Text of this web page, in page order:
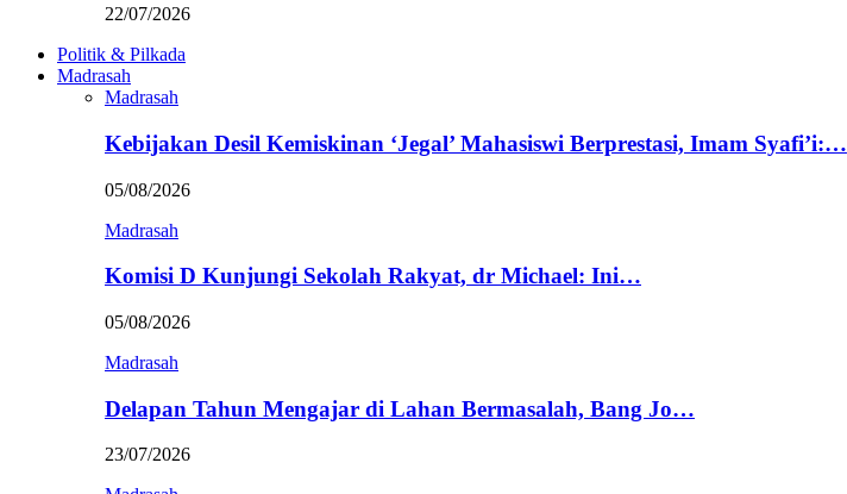
22/07/2026
Politik & Pilkada
Madrasah
Madrasah
Kebijakan Desil Kemiskinan ‘Jegal’ Mahasiswi Berprestasi, Imam Syafi’i:…
05/08/2026
Madrasah
Komisi D Kunjungi Sekolah Rakyat, dr Michael: Ini…
05/08/2026
Madrasah
Delapan Tahun Mengajar di Lahan Bermasalah, Bang Jo…
23/07/2026